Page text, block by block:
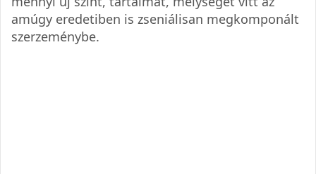
amúgy eredetiben is zseniálisan megkomponált
szerzeménybe.